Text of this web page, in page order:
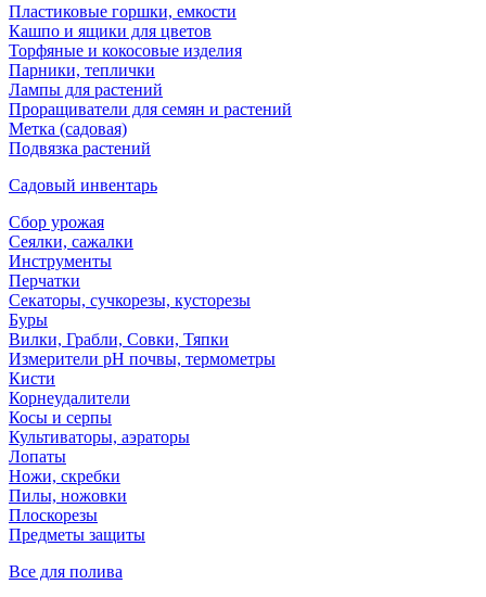
Пластиковые горшки, емкости
Кашпо и ящики для цветов
Торфяные и кокосовые изделия
Парники, теплички
Лампы для растений
Проращиватели для семян и растений
Метка (садовая)
Подвязка растений
Садовый инвентарь
Сбор урожая
Сеялки, сажалки
Инструменты
Перчатки
Секаторы, сучкорезы, кусторезы
Буры
Вилки, Грабли, Совки, Тяпки
Измерители pH почвы, термометры
Кисти
Корнеудалители
Косы и серпы
Культиваторы, аэраторы
Лопаты
Ножи, скребки
Пилы, ножовки
Плоскорезы
Предметы защиты
Все для полива